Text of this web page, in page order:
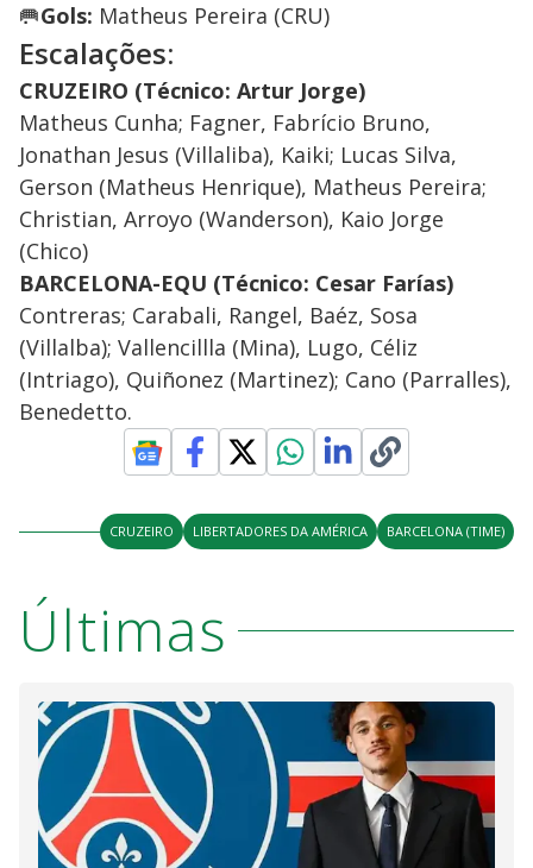
🥅Gols: Matheus Pereira (CRU)
Escalações:
CRUZEIRO (Técnico: Artur Jorge)
Matheus Cunha; Fagner, Fabrício Bruno,
Jonathan Jesus (Villaliba), Kaiki; Lucas Silva,
Gerson (Matheus Henrique), Matheus Pereira;
Christian, Arroyo (Wanderson), Kaio Jorge
(Chico)
BARCELONA-EQU (Técnico: Cesar Farías)
Contreras; Carabali, Rangel, Baéz, Sosa
(Villalba); Vallencillla (Mina), Lugo, Céliz
(Intriago), Quiñonez (Martinez); Cano (Parralles),
Benedetto.
CRUZEIRO LIBERTADORES DA AMÉRICA BARCELONA (TIME)
Últimas